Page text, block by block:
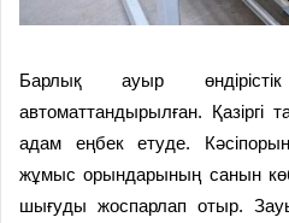
Барлық ауыр
автоматтандырылған. Қазіргі
адам еңбек етуде.
жұмыс орындарының санын
шығуды жоспарлап отыр.